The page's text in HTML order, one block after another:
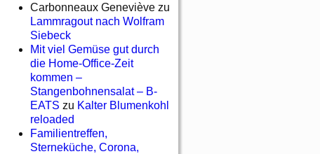
Carbonneaux Geneviève zu
Lammragout nach Wolfram
Siebeck
Mit viel Gemüse gut durch
die Home-Office-Zeit
kommen –
Stangenbohnensalat – B-
EATS zu Kalter Blumenkohl
reloaded
Familientreffen,
Sterneküche, Corona,